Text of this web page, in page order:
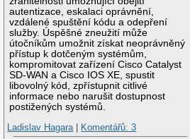
autentizace, eskalaci oprávnění,
vzdálené spuštění kódu a odepření
služby. Úspěšné zneužití může
útočníkům umožnit získat neoprávněný
přístup k dotčeným systémům,
kompromitovat zařízení Cisco Catalyst
SD-WAN a Cisco IOS XE, spustit
libovolný kód, zpřístupnit citlivé
informace nebo narušit dostupnost
postižených systémů.
Ladislav Hagara| Komentářů: 3